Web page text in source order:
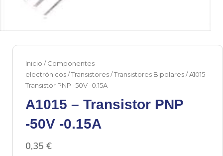
Inicio /Componentes
electrónicos/Transistores/Transistores Bipolares/ A1015 –
Transistor PNP -50V -0.15A
A1015 – Transistor PNP
-50V -0.15A
0,35 €